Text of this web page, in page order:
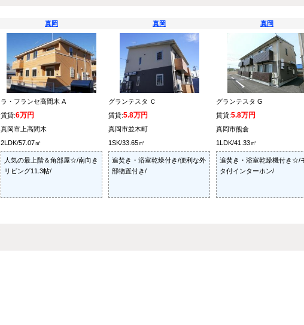
真岡
ラ・フランセ高間木 A
賃貸:6万円
真岡市上高間木
2LDK/57.07㎡
人気の最上階＆角部屋☆/南向き
リビング11.3帖/
真岡
グランテスタ Ｃ
賃貸:5.8万円
真岡市並木町
1SK/33.65㎡
追焚き・浴室乾燥付き/便利な外
部物置付き/
真岡
グランテスタ G
賃貸:5.8万円
真岡市熊倉
1LDK/41.33㎡
追焚き・浴室乾燥機付き☆/
タ付インターホン/